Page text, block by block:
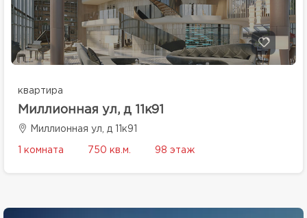
квартира
Миллионная ул, д 11к91
Миллионная ул, д 11к91
1 комната 750 кв.м. 98 этаж